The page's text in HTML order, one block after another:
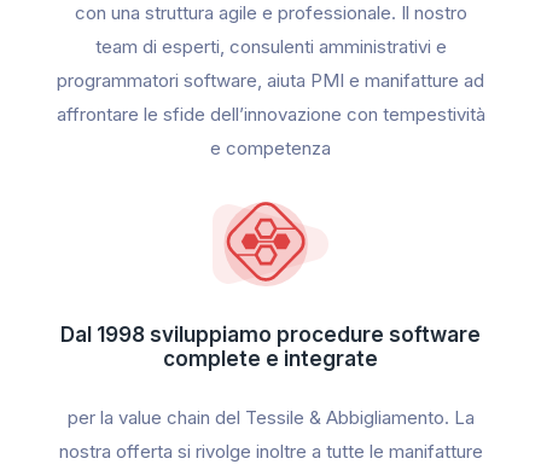
con una struttura agile e professionale. Il nostro
team di esperti, consulenti amministrativi e
programmatori software, aiuta PMI e manifatture ad
affrontare le sfide dell’innovazione con tempestività
e competenza
Dal 1998 sviluppiamo procedure software
complete e integrate
per la value chain del Tessile & Abbigliamento. La
nostra offerta si rivolge inoltre a tutte le manifatture